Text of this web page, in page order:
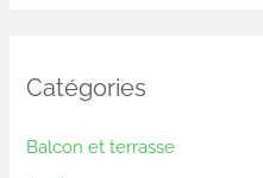
Catégories
Balcon et terrasse